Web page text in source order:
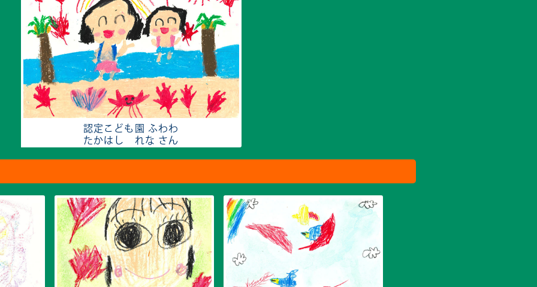
認定こども園 ふわわ
たかはし れな さん